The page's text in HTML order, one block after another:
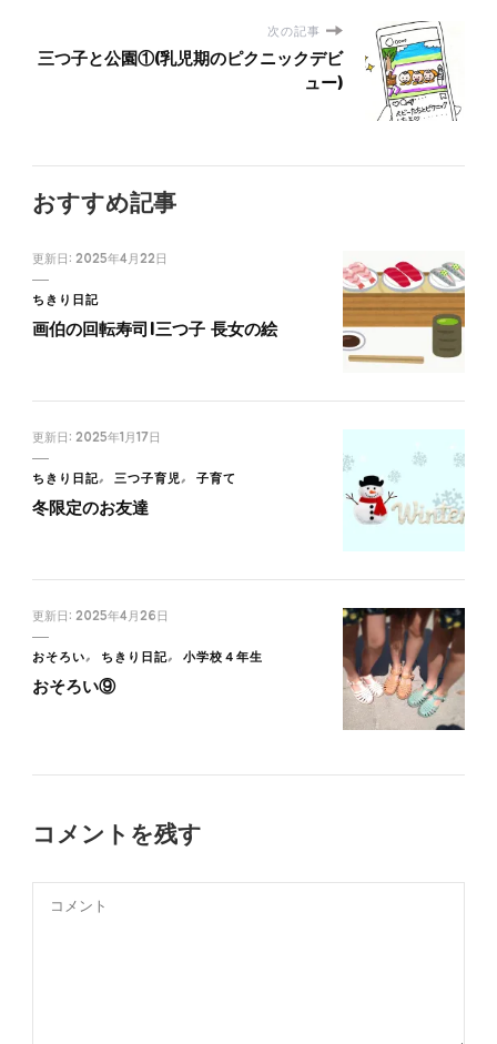
次の記事
三つ子と公園①(乳児期のピクニックデビ
ュー)
おすすめ記事
更新日: 2025年4月22日
ちきり日記
画伯の回転寿司|三つ子 長女の絵
更新日: 2025年1月17日
ちきり日記 三つ子育児 子育て
冬限定のお友達
更新日: 2025年4月26日
おそろい ちきり日記 小学校４年生
おそろい⑨
コメントを残す